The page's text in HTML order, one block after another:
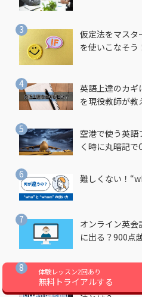
体験レッスン2回あり
無料トライアルする
仮定法をマスタ
を使いこなそう
英語上達のカ
を現役教師が教
空港で使う英語
く時に丸暗記で
難しくない！
オンライン英会
に出る？900点
受講者の満足度
メソッド】4倍